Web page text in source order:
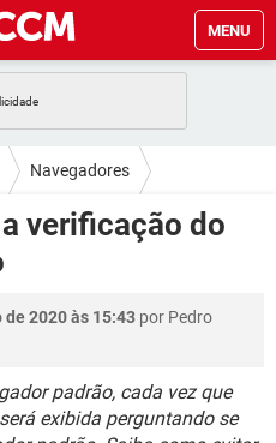
MENU
FACEBOOK
EXCEL
FACEBOOK
GMAIL
GMAIL
WHATSAPP
EXCEL
WHATSAPP
FACEBOOK
Navegadores
verificação do
de 2020 às 15:43 por Pedro
padrão, cada vez que
exibida perguntando se